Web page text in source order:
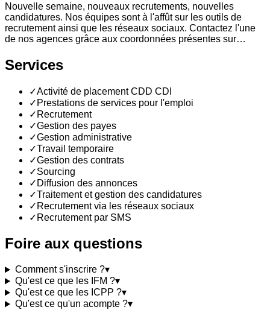
Nouvelle semaine, nouveaux recrutements, nouvelles
candidatures. Nos équipes sont à l'affût sur les outils de
recrutement ainsi que les réseaux sociaux. Contactez l'une
de nos agences grâce aux coordonnées présentes sur…
Services
✓Activité de placement CDD CDI
✓ Prestations de services pour l'emploi
✓ Recrutement
✓Gestion des payes
✓Gestion administrative
✓Travail temporaire
✓Gestion des contrats
✓Sourcing
✓ Diffusion des annonces
✓Traitement et gestion des candidatures
✓ Recrutement via les réseaux sociaux
✓ Recrutement par SMS
Foire aux questions
Comment s'inscrire ?▾
Qu'est ce que les IFM ?▾
Qu'est ce que les ICPP ?▾
Qu'est ce qu'un acompte ?▾